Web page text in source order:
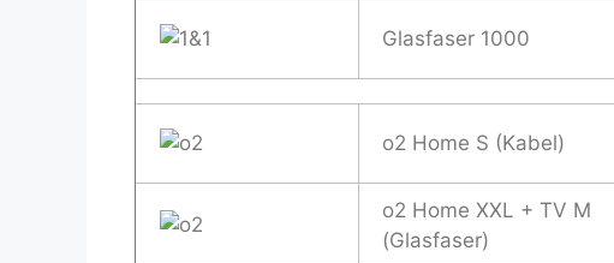
Glasfaser 1000
o2 Home S (Kabel)
o2 Home XXL + TV M
(Glasfaser)